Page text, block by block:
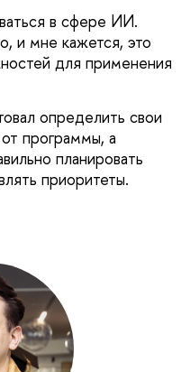
в сфере ИИ.
и мне кажется, это
для применения
определить свои
программы, а
планировать
приоритеты.